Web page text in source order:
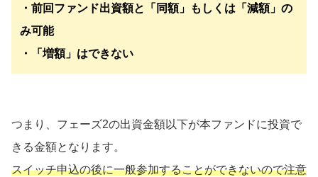
・前回ファンド出資額と「同額」もしくは「減額」の
み可能
・「増額」はできない
つまり、フェーズ2の出資金額以下が本ファンドに投資で
きる金額となります。
スイッチ申込の後に一般参加することができないので注意